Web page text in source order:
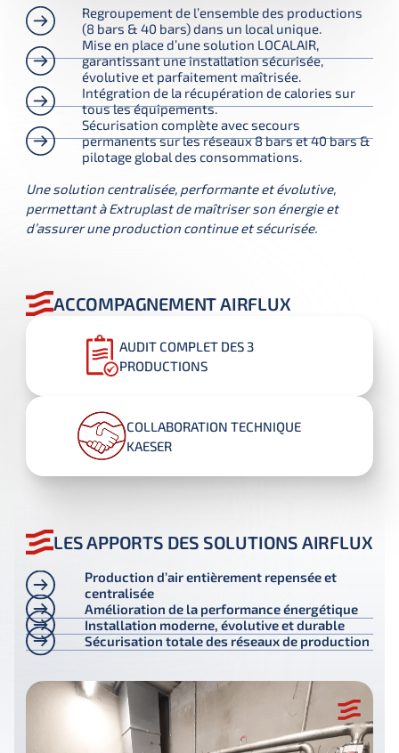
Regroupement de l’ensemble des productions
(8 bars & 40 bars) dans un local unique.
Mise en place d’une solution LOCALAIR,
garantissant une installation sécurisée,
évolutive et parfaitement maîtrisée.
Intégration de la récupération de calories sur
tous les équipements.
Sécurisation complète avec secours
permanents sur les réseaux 8 bars et 40 bars &
pilotage global des consommations.
Une solution centralisée, performante et évolutive,
permettant à Extruplast de maîtriser son énergie et
d’assurer une production continue et sécurisée.
ACCOMPAGNEMENT AIRFLUX
AUDIT COMPLET DES 3
PRODUCTIONS
COLLABORATION TECHNIQUE
KAESER
LES APPORTS DES SOLUTIONS AIRFLUX
Production d’air entièrement repensée et
centralisée
Amélioration de la performance énergétique
Installation moderne, évolutive et durable
Sécurisation totale des réseaux de production